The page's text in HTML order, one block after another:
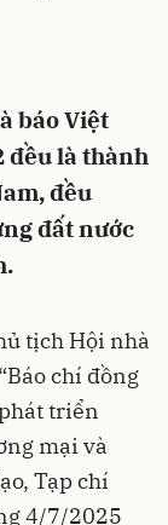
báo Việt
đều là thành
đều
đất nước
tịch Hội nhà
chí đồng
triển
mại và
Tạp chí
4/7/2025